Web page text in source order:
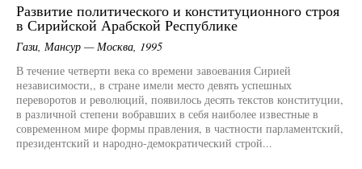
Развитие политического и конституционного строя
в Сирийской Арабской Республике
Гази, Мансур — Москва, 1995
В течение четверти века со времени завоевания Сирией
независимости,, в стране имели место девять успешных
переворотов и революций, появилось десять текстов конституции,
в различной степени вобравших в себя наиболее известные в
современном мире формы правления, в частности парламентский,
президентский и народно-демократический строй...